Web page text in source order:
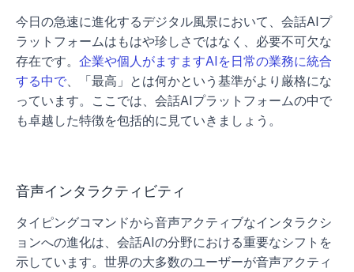
今日の急速に進化するデジタル風景において、会話AIプ
ラットフォームはもはや珍しさではなく、必要不可欠な
存在です。 企業や個人がますますAIを日常の業務に統合
する中で、「最高」とは何かという基準がより厳格にな
っています。ここでは、会話AIプラットフォームの中で
も卓越した特徴を包括的に見ていきましょう。
音声インタラクティビティ
タイピングコマンドから音声アクティブなインタラクシ
ョンへの進化は、会話AIの分野における重要なシフトを
示しています。世界の大多数のユーザーが音声アクティ